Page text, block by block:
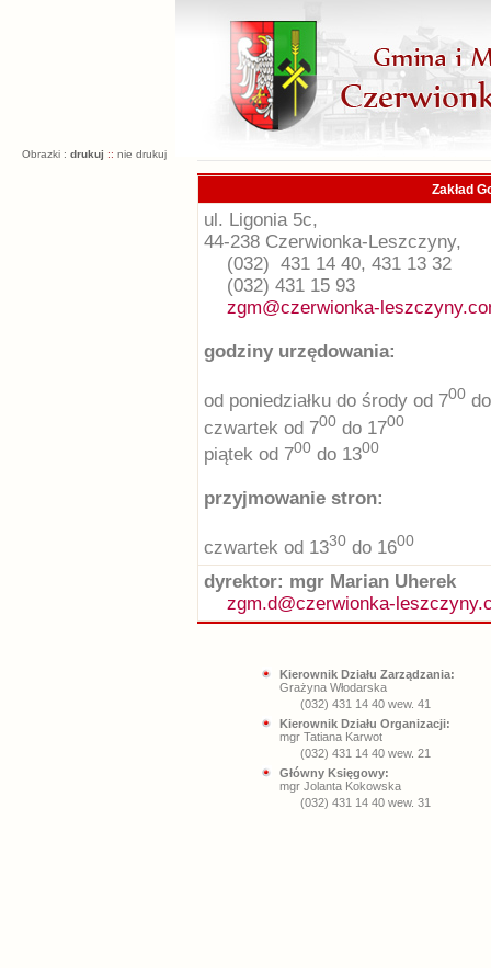
Obrazki : drukuj :: nie drukuj
Zakład
ul. Ligonia 5c,
44-238 Czerwionka-Leszczyny,
(032) 431 14 40, 431 13 32
(032) 431 15 93
zgm@czerwionka-
godziny urzędowania:
od poniedziałku do środy od 700
czwartek od 700 do 1700
piątek od 700 do 1300
przyjmowanie stron:
czwartek od 1330 do 1600
dyrektor: mgr Marian Uherek
zgm.d@czerwionka-
Kierownik Działu Zarządzania:
Grażyna Włodarska
(032) 431 14 40 wew. 41
Kierownik Działu Organizacji:
mgr Tatiana Karwot
(032) 431 14 40 wew. 21
Główny Księgowy:
mgr Jolanta Kokowska
(032) 431 14 40 wew. 31